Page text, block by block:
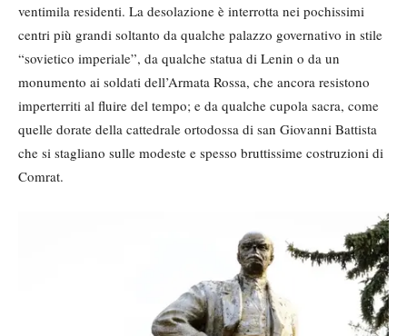
ventimila residenti. La desolazione è interrotta nei pochissimi
centri più grandi soltanto da qualche palazzo governativo in stile
“sovietico imperiale”, da qualche statua di Lenin o da un
monumento ai soldati dell’Armata Rossa, che ancora resistono
imperterriti al fluire del tempo; e da qualche cupola sacra, come
quelle dorate della cattedrale ortodossa di san Giovanni Battista
che si stagliano sulle modeste e spesso bruttissime costruzioni di
Comrat.